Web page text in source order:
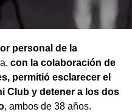
personal de la
con la colaboración de
permitió esclarecer el
Club y detener a los dos
, ambos de 38 años.